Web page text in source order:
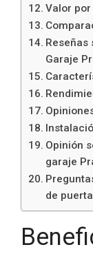
Valor
Garaje
Opinión
garaje
de